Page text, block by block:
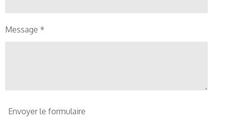
Message *
Envoyer le formulaire